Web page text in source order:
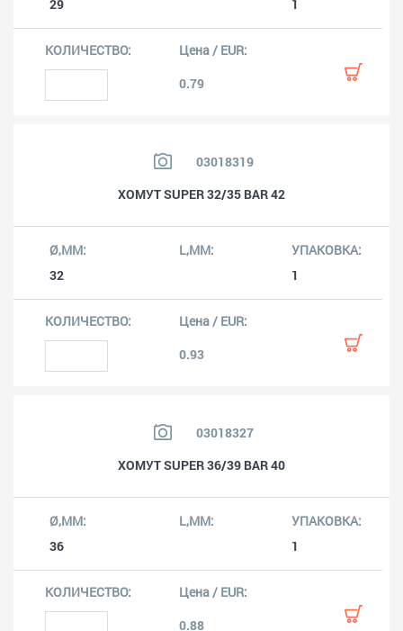
29 1
0.79
03018319
ХОМУТ SUPER 32/35 BAR 42
32 1
0.93
03018327
ХОМУТ SUPER 36/39 BAR 40
36 1
0.88